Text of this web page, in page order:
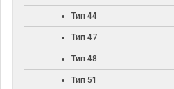
Тип 44
Тип 47
Тип 48
Тип 51